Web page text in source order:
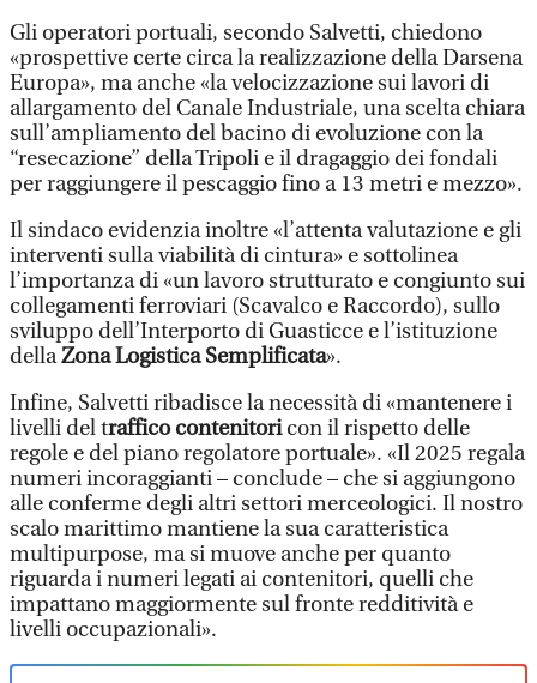
Gli operatori portuali, secondo Salvetti, chiedono
«prospettive certe circa la realizzazione della Darsena
Europa», ma anche «la velocizzazione sui lavori di
allargamento del Canale Industriale, una scelta chiara
sull’ampliamento del bacino di evoluzione con la
“resecazione” della Tripoli e il dragaggio dei fondali
per raggiungere il pescaggio fino a 13 metri e mezzo».
Il sindaco evidenzia inoltre «l’attenta valutazione e gli
interventi sulla viabilità di cintura» e sottolinea
l’importanza di «un lavoro strutturato e congiunto sui
collegamenti ferroviari (Scavalco e Raccordo), sullo
sviluppo dell’Interporto di Guasticce e l’istituzione
dellaZona Logistica Semplificata».
Infine, Salvetti ribadisce la necessità di «mantenere i
livelli del traffico contenitoricon il rispetto delle
regole e del piano regolatore portuale». «Il 2025 regala
numeri incoraggianti – conclude – che si aggiungono
alle conferme degli altri settori merceologici. Il nostro
scalo marittimo mantiene la sua caratteristica
multipurpose, ma si muove anche per quanto
riguarda i numeri legati ai contenitori, quelli che
impattano maggiormente sul fronte redditività e
livelli occupazionali».